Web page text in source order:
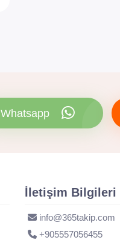
Whatsapp
İletişim Bilgileri
info@365takip.com
+905557056455